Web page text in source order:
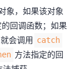
象，如果该对象
回调函数；如果
会调用 catch
方法指定的回